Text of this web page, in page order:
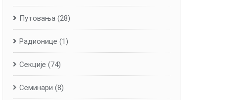
Путовања (28)
Радионице (1)
Секције (74)
Семинари (8)